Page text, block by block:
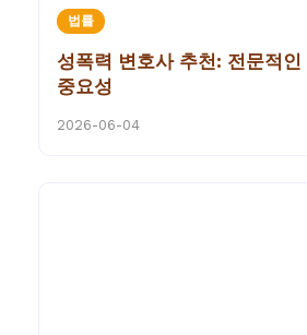
법률
성폭력 변호사 추천: 전문적인
중요성
2026-06-04